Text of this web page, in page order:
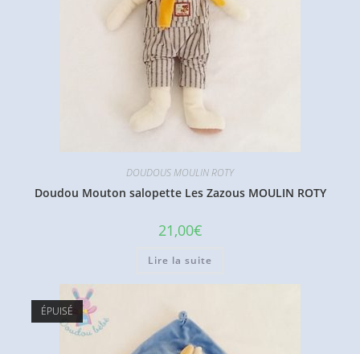
DOUDOUS MOULIN ROTY
Doudou Mouton salopette Les Zazous MOULIN ROTY
21,00€
Lire la suite
ÉPUISÉ